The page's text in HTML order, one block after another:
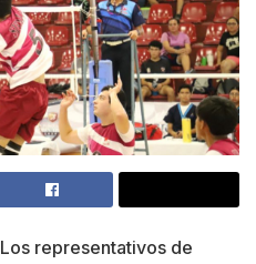
Los representativos de